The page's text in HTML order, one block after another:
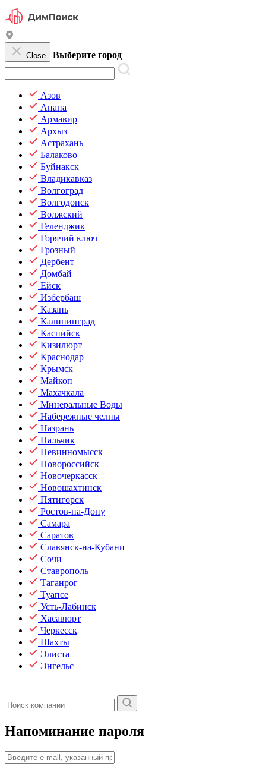
Close Выберите город
Азов
Анапа
Армавир
Архыз
Астрахань
Балаково
Буйнакск
Владикавказ
Волгоград
Волгодонск
Волжский
Геленджик
Горячий ключ
Грозный
Дербент
Домбай
Ейск
Избербаш
Казань
Калининград
Каспийск
Кизилюрт
Краснодар
Крымск
Майкоп
Махачкала
Минеральные Воды
Набережные челны
Назрань
Нальчик
Невинномысск
Новороссийск
Новочеркасск
Новошахтинск
Пятигорск
Ростов-на-Дону
Самара
Саратов
Славянск-на-Кубани
Сочи
Ставрополь
Таганрог
Туапсе
Усть-Лабинск
Хасавюрт
Черкесск
Шахты
Элиста
Энгельс
Напоминание пароля